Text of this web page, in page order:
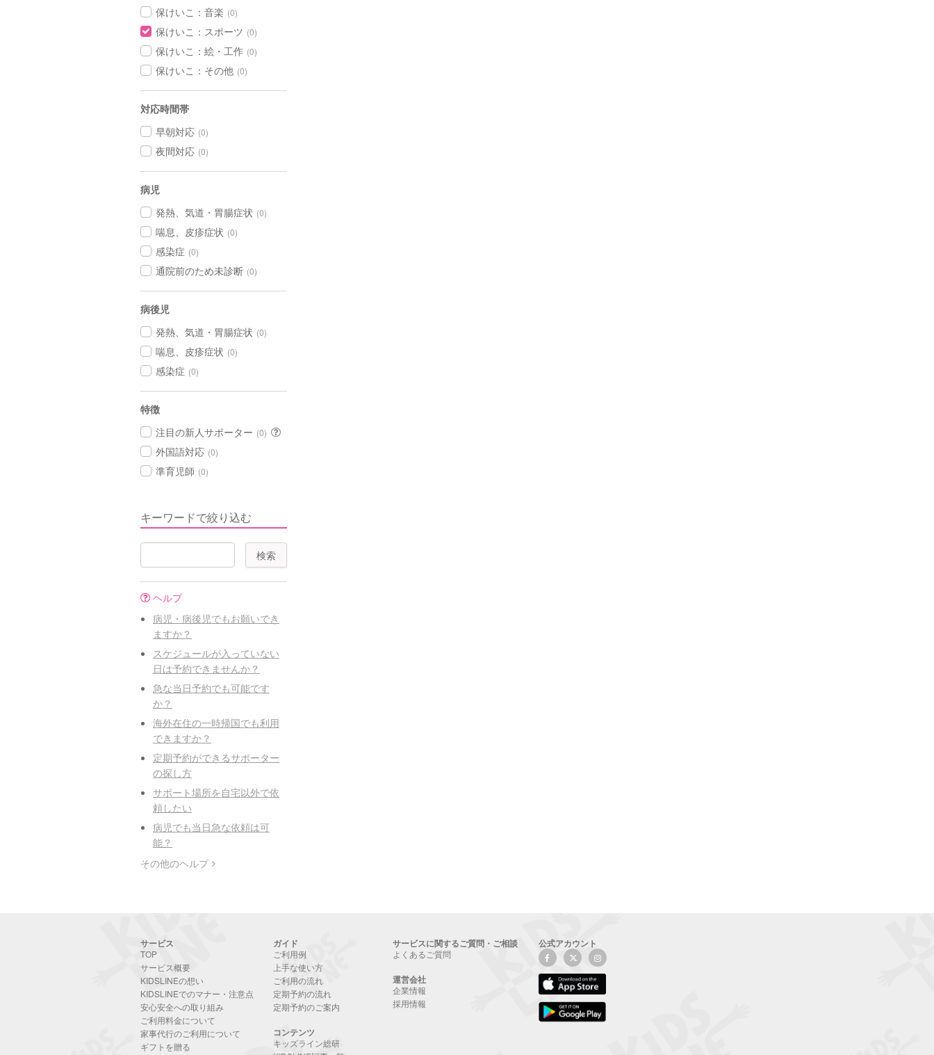
保けいこ：音楽 (0)
保けいこ：スポーツ (0)
保けいこ：絵・工作 (0)
保けいこ：その他 (0)
対応時間帯
早朝対応 (0)
夜間対応 (0)
病児
発熱、気道・胃腸症状 (0)
喘息、皮疹症状 (0)
感染症 (0)
通院前のため未診断 (0)
病後児
発熱、気道・胃腸症状 (0)
喘息、皮疹症状 (0)
感染症 (0)
特徴
注目の新人サポーター (0)
外国語対応 (0)
準育児師 (0)
キーワードで絞り込む
ヘルプ
病児・病後児でもお願いでき
ますか？
スケジュールが入っていない
日は予約できませんか？
急な当日予約でも可能です
か？
海外在住の一時帰国でも利用
できますか？
定期予約ができるサポーター
の探し方
サポート場所を自宅以外で依
頼したい
病児でも当日急な依頼は可
能？
その他のヘルプ
サービス
TOP
サービス概要
KIDSLINEの想い
KIDSLINEでのマナー・注意点
安心安全への取り組み
ご利用料金について
家事代行のご利用について
ギフトを贈る
ガイド
ご利用例
上手な使い方
ご利用の流れ
定期予約の流れ
定期予約のご案内
コンテンツ
キッズライン総研
サービスに関するご質問・ご相談
よくあるご質問
運営会社
企業情報
採用情報
公式アカウント